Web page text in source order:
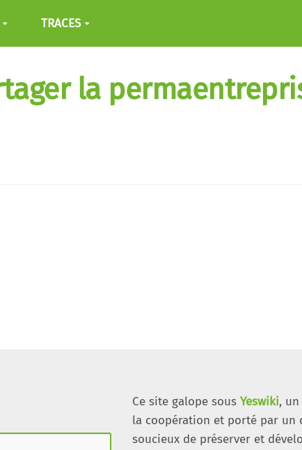
TRACES
la
Ce site galope sous Yeswiki,
la coopération et porté par un
soucieux de préserver et